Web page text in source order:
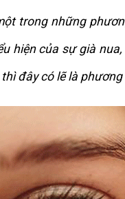
trong những
hiện của sự già
đây có lẽ là